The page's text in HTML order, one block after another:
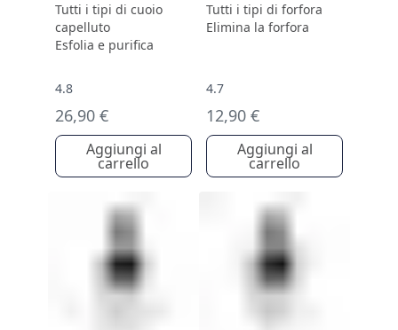
Tutti i tipi di cuoio
capelluto
Esfolia e purifica
4.8
26,90 €
Aggiungi al
carrello
Tutti i tipi di forfora
Elimina la forfora
4.7
12,90 €
Aggiungi al
carrello